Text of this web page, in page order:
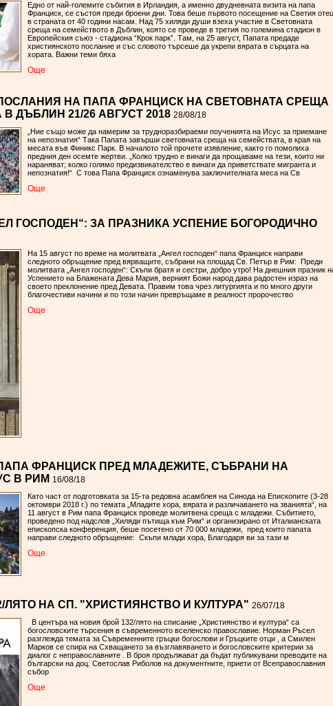
Едно от най-големите събития в Ирландия, а именно двудневната визита на папа
Франциск, се състоя преди броени дни. Това беше първото посещение на Светия отец
в страната от 40 години насам. Над 75 хиляди души взеха участие в Световната
среща на семейството в Дъблин, която се проведе в третия по големина стадион в
Европейския съюз - стадиона “Крок парк”. Там, на 25 август, Папата предаде
християнското послание и със словото търсеше да укрепи вярата в сърцата на
хората. Важни теми бяха
Oще
НА ПАПА ФРАНЦИСК НА СВЕТОВНАТА СРЕЩА
ДЪБЛИН 21/26 АВГУСТ 2018 28/08/18
„Ние също може да намерим за трудноразбираеми поученията на Исус за приемане
на непознатия“ Така Папата завърши световната среща на семействата, в края на
месата във Финикс Парк. В началото той прочете изявление, както го помолиха
предния ден осемте жертви. „Колко трудно е винаги да прощаваме на тези, които ни
нараняват; колко голямо предизвикателство е винаги да приветствате мигранта и
непознатия!“ С това Папа Франциск ознаменува заключителната меса на Св
Oще
ГОСПОДЕН“: ЗА ПРАЗНИКА УСПЕНИЕ БОГОРОДИЧНО
На 15 август по време на молитвата „Ангел господен“ папа Франциск направи
следното обръщение пред вярващите, събрани на площад Св. Петър в Рим: Преди
молитвата „Ангел господен“: Скъпи братя и сестри, добро утро! На днешния празник
Успението на Блажената Дева Мария, верният Божи народ дава радостен израз на
своето преклонение пред Девата. Правим това чрез литургията и по много други
благочестиви начини и по този начин превръщаме в реалност пророчество
Oще
ФРАНЦИСК ПРЕД МЛАДЕЖИТЕ, СЪБРАНИ НА
В РИМ 16/08/18
Като част от подготовката за 15-та редовна асамблея на Синода на Епископите (3-28
октомври 2018 г.) по темата „Младите хора, вярата и различаването на званията“, на
11 август в Рим папа Франциск проведе молитвена среща с младежи. Събитието,
проведено под надслов „Хиляди пътища към Рим“ и организирано от Италианската
епископска конференция, беше посетено от 70 000 младежи, пред които папата
направи следното обръщение: Скъпи млади хора, Благодаря ви за тази м
Oще
ЛЯТО НА СП. "ХРИСТИЯНСТВО И КУЛТУРА" 26/07/18
В центъра на новия брой 132/лято на списание „Християнство и култура“ са
богословските търсения в съвременното вселенско православие. Норман Ръсел
разглежда темата за Съвременните гръцки богослови и Гръцките отци , а Смилен
Марков се спира на Схващането за възглавяването и богословските критерии за
диалог с неправославните . В броя продължават да бъдат публикувани преводите на
български на доц. Светослав Риболов на документните, приети от Всеправославния
събор
Oще